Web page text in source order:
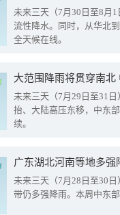
未来三天（7月30日至8月
流性降水。同时，从华北
全天候在线。
大范围降雨将贯穿南
未来三天（7月29日至31
抬、大陆高压东移，中东
续。
广东湖北河南等地多
未来三天（7月28日至30
带仍多强降雨。本周中东